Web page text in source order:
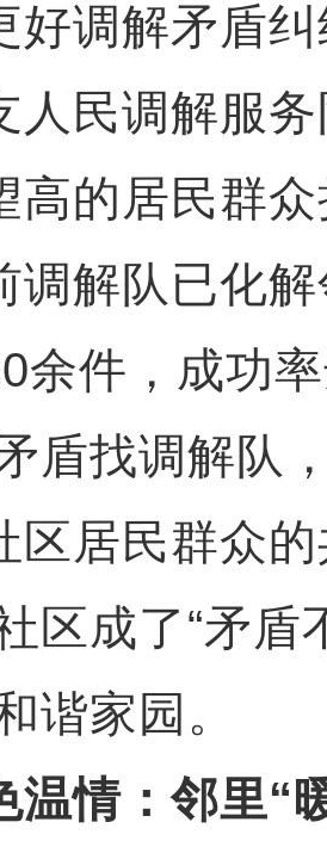
调解矛盾纠
人民调解服
高的居民群
解队已化解
余件，成功
找调解队，
区居民群众
区成了“矛
谐家园。
情：邻里“